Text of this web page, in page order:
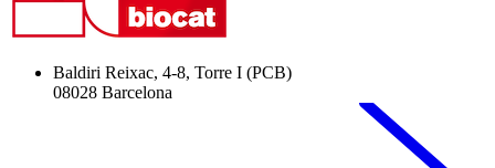
Baldiri Reixac, 4-8, Torre I (PCB)
08028 Barcelona